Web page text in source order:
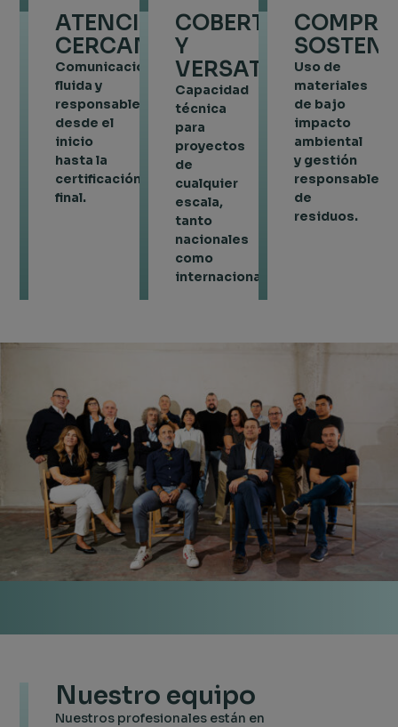
ATENCIÓN
CERCANA
Comunicación
fluida y
responsable
desde el
inicio
hasta la
certificación
final.
COBERTURA
Y
VERSATILIDAD
Capacidad
técnica
para
proyectos
de
cualquier
escala,
tanto
nacionales
como
internacionales.
Uso de
materiales
de bajo
impacto
ambiental
y gestión
responsable
de
residuos.
Nuestro equipo
Nuestros profesionales están en